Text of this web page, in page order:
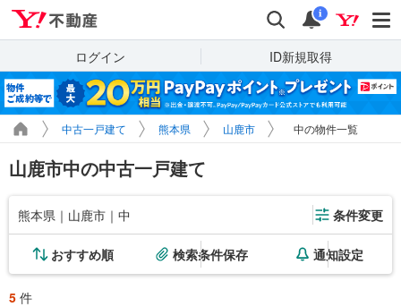
検索 通知
i
ログイン ID新規取得
中古一戸建て 熊本県 山鹿市 中の物件一覧
山鹿市中の中古一戸建て
熊本県｜山鹿市｜中 条件変更
おすすめ順 検索条件保存 通知設定
5 件